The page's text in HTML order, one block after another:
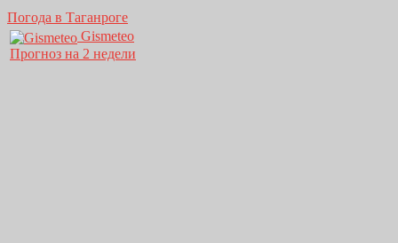
Погода в Таганроге
Gismeteo
Прогноз на 2 недели